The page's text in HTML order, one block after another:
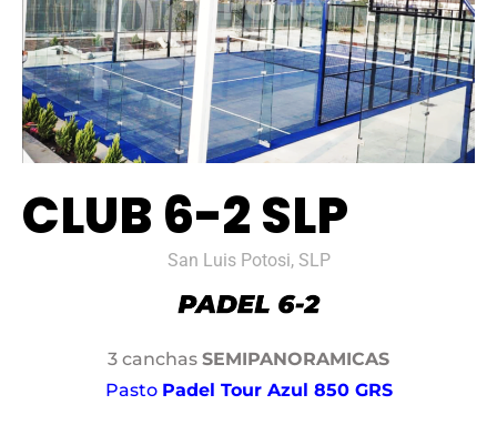
CLUB 6-2 SLP
San Luis Potosi, SLP
3 canchas SEMIPANORAMICAS
Pasto Padel Tour Azul 850 GRS